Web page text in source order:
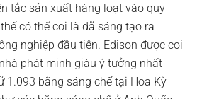
tắc sản xuất hàng loạt vào quy
có thể coi là đã sáng tạo ra
nghiệp đầu tiên. Edison được coi
phát minh giàu ý tưởng nhất
1.093 bằng sáng chế tại Hoa Kỳ